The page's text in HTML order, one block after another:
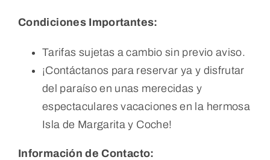
Condiciones Importantes:
Tarifas sujetas a cambio sin previo aviso.
¡Contáctanos para reservar ya y disfrutar
del paraíso en unas merecidas y
espectaculares vacaciones en la hermosa
Isla de Margarita y Coche!
Información de Contacto: